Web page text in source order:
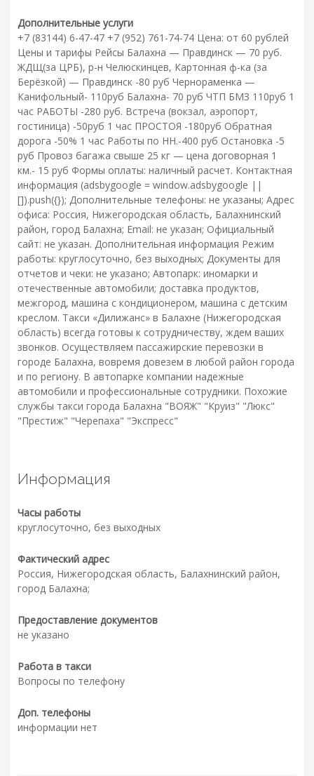
Дополнительные услуги
+7 (83144) 6-47-47 +7 (952) 761-74-74 Цена: от 60 рублей
Цены и тарифы Рейсы Балахна — Правдинск — 70 руб.
ЖДЩ(за ЦРБ), р-н Челюскинцев, Картонная ф-ка (за
Берёзкой) — Правдинск -80 руб Чернораменка —
Канифольный- 110руб Балахна- 70 руб ЧТП БМЗ 110руб 1
час РАБОТЫ -280 руб. Встреча (вокзал, аэропорт,
гостиница) -50руб 1 час ПРОСТОЯ -180руб Обратная
дорога -50% 1 час Работы по НН.-400 руб Остановка -5
руб Провоз багажа свыше 25 кг — цена договорная 1
км.- 15 руб Формы оплаты: наличный расчет. Контактная
информация (adsbygoogle = window.adsbygoogle ||
[]).push({}); Дополнительные телефоны: не указаны; Адрес
офиса: Россия, Нижегородская область, Балахнинский
район, город Балахна; Email: не указан; Официальный
сайт: не указан. Дополнительная информация Режим
работы: круглосуточно, без выходных; Документы для
отчетов и чеки: не указано; Автопарк: иномарки и
отечественные автомобили; доставка продуктов,
межгород, машина с кондиционером, машина с детским
креслом. Такси «Дилижанс» в Балахне (Нижегородская
область) всегда готовы к сотрудничеству, ждем ваших
звонков. Осуществляем пассажирские перевозки в
городе Балахна, вовремя довезем в любой район города
и по региону. В автопарке компании надежные
автомобили и профессиональные сотрудники. Похожие
службы такси города Балахна "ВОЯЖ" "Круиз" "Люкс"
"Престиж" "Черепаха" "Экспресс"
Информация
Часы работы
круглосуточно, без выходных
Фактический адрес
Россия, Нижегородская область, Балахнинский район,
город Балахна;
Предоставление документов
не указано
Работа в такси
Вопросы по телефону
Доп. телефоны
информации нет